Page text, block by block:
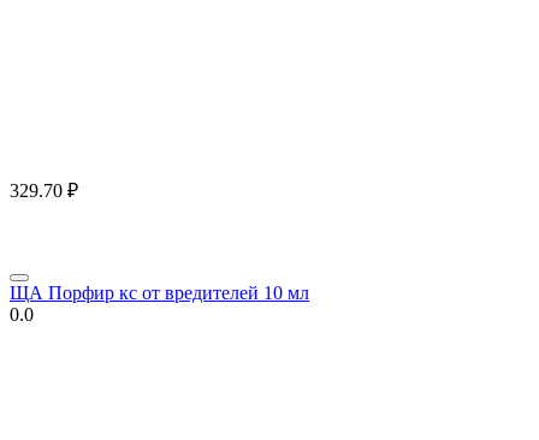
329.70 ₽
ЩА Порфир кс от вредителей 10 мл
0.0